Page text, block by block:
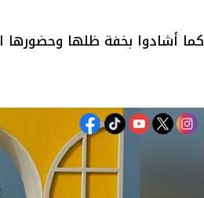
كما أشادوا بخفة ظلها وحضورها